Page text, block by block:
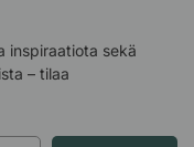
inspiraatiota sekä
– tilaa